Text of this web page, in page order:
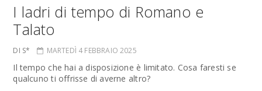
I ladri di tempo di Romano e
Talato
DI S* MARTEDÌ 4 FEBBRAIO 2025
Il tempo che hai a disposizione è limitato. Cosa faresti se
qualcuno ti offrisse di averne altro?